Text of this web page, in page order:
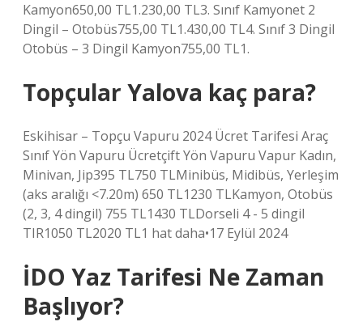
Kamyon650,00 TL1.230,00 TL3. Sınıf Kamyonet 2
Dingil – Otobüs755,00 TL1.430,00 TL4. Sınıf 3 Dingil
Otobüs – 3 Dingil Kamyon755,00 TL1.
Topçular Yalova kaç para?
Eskihisar – Topçu Vapuru 2024 Ücret Tarifesi Araç
Sınıf Yön Vapuru Ücretçift Yön Vapuru Vapur Kadın,
Minivan, Jip395 TL750 TLMinibüs, Midibüs, Yerleşim
(aks aralığı <7.20m) 650 TL1230 TLKamyon, Otobüs
(2, 3, 4 dingil) 755 TL1430 TLDorseli 4 - 5 dingil
TIR1050 TL2020 TL1 hat daha•17 Eylül 2024
İDO Yaz Tarifesi Ne Zaman
Başlıyor?